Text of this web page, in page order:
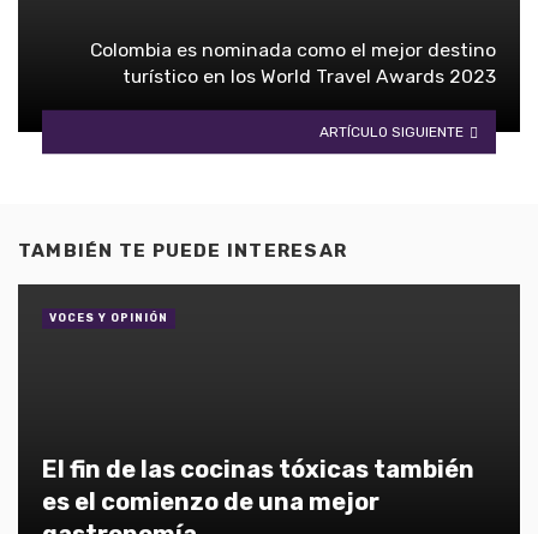
Colombia es nominada como el mejor destino
turístico en los World Travel Awards 2023
ARTÍCULO SIGUIENTE
TAMBIÉN TE PUEDE INTERESAR
El fin de las cocinas tóxicas también
es el comienzo de una mejor
VOCES Y OPINIÓN